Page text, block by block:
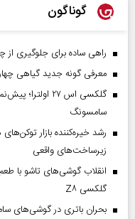
گوناگون
راهی ساده برای جلوگیری
معرفی گونه جدید گیاهی
گلکسی اس ۲۷
سامسونگ
زیرساخت‌های واقعی
انقلاب گوشی‌های تاشو‌ با
گلکسی Z۸